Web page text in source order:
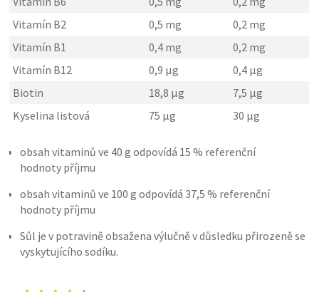
Vitamín B2
0,5 mg
0,2 mg
Vitamín B1
0,4 mg
0,2 mg
Vitamín B12
0,9 µg
0,4 µg
Biotin
18,8 µg
7,5 µg
Kyselina listová
75 µg 30 µg
obsah vitaminů ve 40 g odpovídá 15 % referenční
hodnoty příjmu
obsah vitaminů ve 100 g odpovídá 37,5 % referenční
hodnoty příjmu
Sůl je v potravině obsažena výlučně v důsledku přirozeně se
vyskytujícího sodíku.